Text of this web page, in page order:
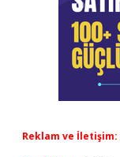
Reklam ve İletişim: